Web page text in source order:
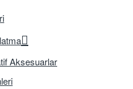
Aksesuarlar